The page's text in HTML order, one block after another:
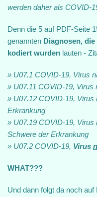
werden daher als
Denn die 5 auf PDF-Seite
genannten Diagnosen,
kodiert wurden lauten -
» U07.1 COVID‐19, Virus
» U07.11 COVID‐19,
» U07.12 COVID‐19, Virus
Erkrankung
» U07.19 COVID‐19,
Schwere der Erkrankung
» U07.2 COVID‐19, Virus
WHAT???
Und dann folgt da noch